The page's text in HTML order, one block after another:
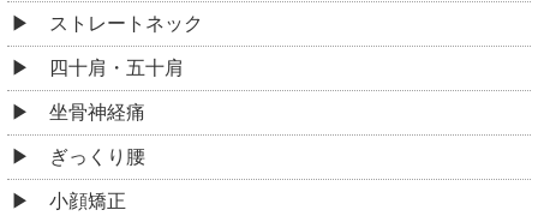
ストレートネック
四十肩・五十肩
坐骨神経痛
ぎっくり腰
小顔矯正